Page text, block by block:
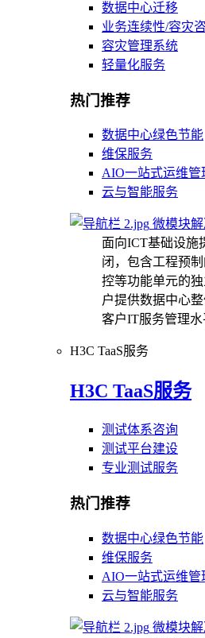
数据中心迁移
业务连续性/容灾
容灾管理系统
轻量化服务
热门推荐
数据中心绿色节能
维保服务
AIO一站式运维管
云与智能服务
微模块
面向ICT基础设施
闭，包含工程预
控等功能单元的
户提供数据中心
客户IT服务管理水
H3C TaaS服务
H3C TaaS服务
测试体系咨询
测试平台建设
专业测试服务
热门推荐
数据中心绿色节能
维保服务
AIO一站式运维管
云与智能服务
微模块